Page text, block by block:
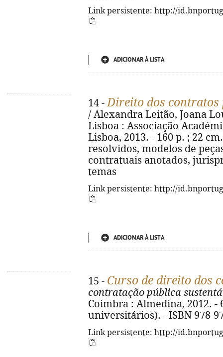
Link persistente: http://
ADICIONAR À LISTA
14 -Direito dos contratos
/ Alexandra Leitão, Joana
Lisboa : Associação
Lisboa, 2013. - 160 p. ; 22
resolvidos, modelos de
contratuais anotados,
temas
Link persistente: http://
ADICIONAR À LISTA
15 - Curso de direito dos
contratação pública
Coimbra : Almedina, 2012. -
universitários). - ISBN 978-
Link persistente: http://